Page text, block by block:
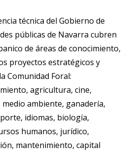
técnica del Gobierno de
públicas de Navarra cubren
de áreas de conocimiento,
proyectos estratégicos y
Comunidad Foral:
agricultura, cine,
ambiente, ganadería,
idiomas, biología,
humanos, jurídico,
mantenimiento, capital